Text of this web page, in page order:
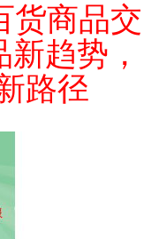
货商品交
趋势，
路径